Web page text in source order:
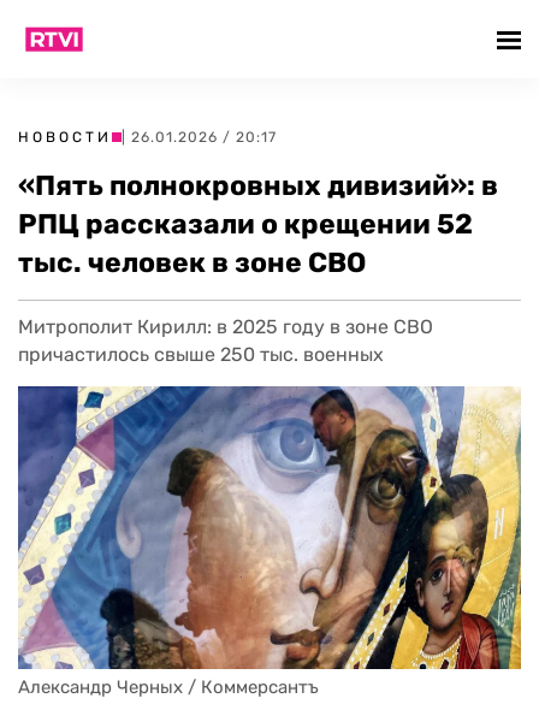
НОВОСТИ | 26.01.2026 / 20:17
«Пять полнокровных дивизий»: в
РПЦ рассказали о крещении 52
тыс. человек в зоне СВО
Митрополит Кирилл: в 2025 году в зоне СВО
причастилось свыше 250 тыс. военных
Александр Черных / Коммерсантъ